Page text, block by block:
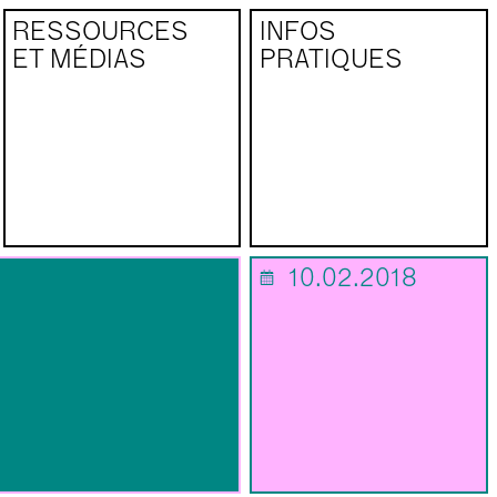
RESSOURCES
ET MÉDIAS
INFOS
PRATIQUES
📅 10.02.2018